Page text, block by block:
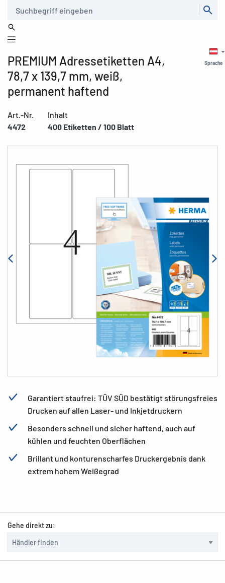
Sprache
PREMIUM Adressetiketten A4,
78,7 x 139,7 mm, weiß,
permanent haftend
Art.-Nr.
4472
Inhalt
400 Etiketten / 100 Blatt
Garantiert staufrei: TÜV SÜD bestätigt störungsfreies
Drucken auf allen Laser- und Inkjetdruckern
Besonders schnell und sicher haftend, auch auf
kühlen und feuchten Oberflächen
Brillant und konturenscharfes Druckergebnis dank
extrem hohem Weißegrad
Gehe direkt zu: